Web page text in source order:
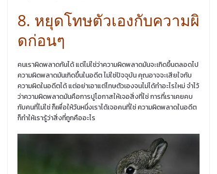
8. หยุดโทษตัวเองกับความผิ
ดก่อนๆ
คนเราผิดพลาดกันได้ แต่ไม่ใช่ว่าความผิดพลาดมันจะเกิดขึ้นตลอดไป
ความผิดพลาดมันเกิดขึ้นในอดีต ไม่ใช่ปัจจุบัน คุณอาจจะเสียใจกับ
ความผิดในอดีตได้ แต่อย่าเอาแต่โทษตัวเองจนไม่ได้ทำอะไรใหม่ จำไว้
ว่าความผิดพลาดมันคือการปูโอกาสให้เจอสิ่งที่ใช่ การที่เราเคยคบ
กับคนที่ไม่ใช่ ก็เพื่อให้วันหนึ่งเราได้เจอคนที่ใช่ ความผิดพลาดในอดีต
ก็ทำให้เรารู้ว่าสิ่งที่ถูกคืออะไร